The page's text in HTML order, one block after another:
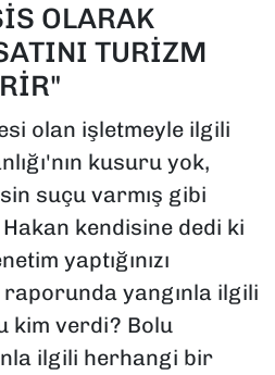
OLARAK
TURİZM
olan işletmeyle ilgili
kusuru yok,
suçu varmış gibi
kendisine dedi ki
yaptığınızı
yangınla ilgili
kim verdi? Bolu
ilgili herhangi bir